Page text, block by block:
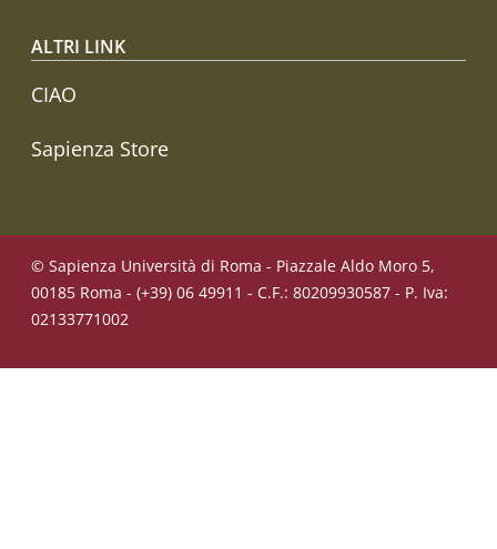
ALTRI LINK
CIAO
Sapienza Store
© Sapienza Università di Roma - Piazzale Aldo Moro 5,
00185 Roma - (+39) 06 49911 - C.F.: 80209930587 - P. Iva:
02133771002